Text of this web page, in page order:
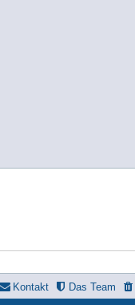
Das Team
Kontakt